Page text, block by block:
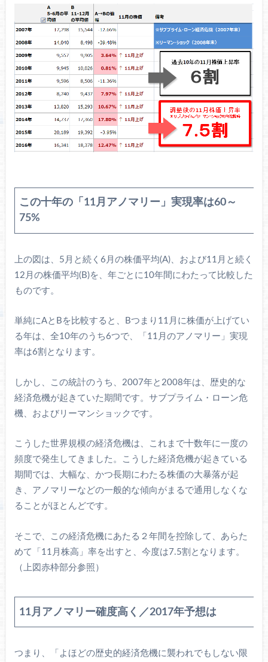
この十年の「11月アノマリー」実現率は60～
75%
上の図は、5月と続く6月の株価平均(A)、および11月と続く
12月の株価平均(B)を、年ごとに10年間にわたって比較した
ものです。
単純にAとBを比較すると、Bつまり11月に株価が上げてい
る年は、全10年のうち6つで、「11月のアノマリー」実現
率は6割となります。
しかし、この統計のうち、2007年と2008年は、歴史的な
経済危機が起きていた期間です。サブプライム・ローン危
機、およびリーマンショックです。
こうした世界規模の経済危機は、これまで十数年に一度の
頻度で発生してきました。こうした経済危機が起きている
期間では、大幅な、かつ長期にわたる株価の大暴落が起
き、アノマリーなどの一般的な傾向がまるで通用しなくな
ることがほとんどです。
そこで、この経済危機にあたる２年間を控除して、あらた
めて「11月株高」率を出すと、今度は7.5割となります。
（上図赤枠部分参照）
11月アノマリー確度高く／2017年予想は
つまり、「よほどの歴史的経済危機に襲われでもしない限